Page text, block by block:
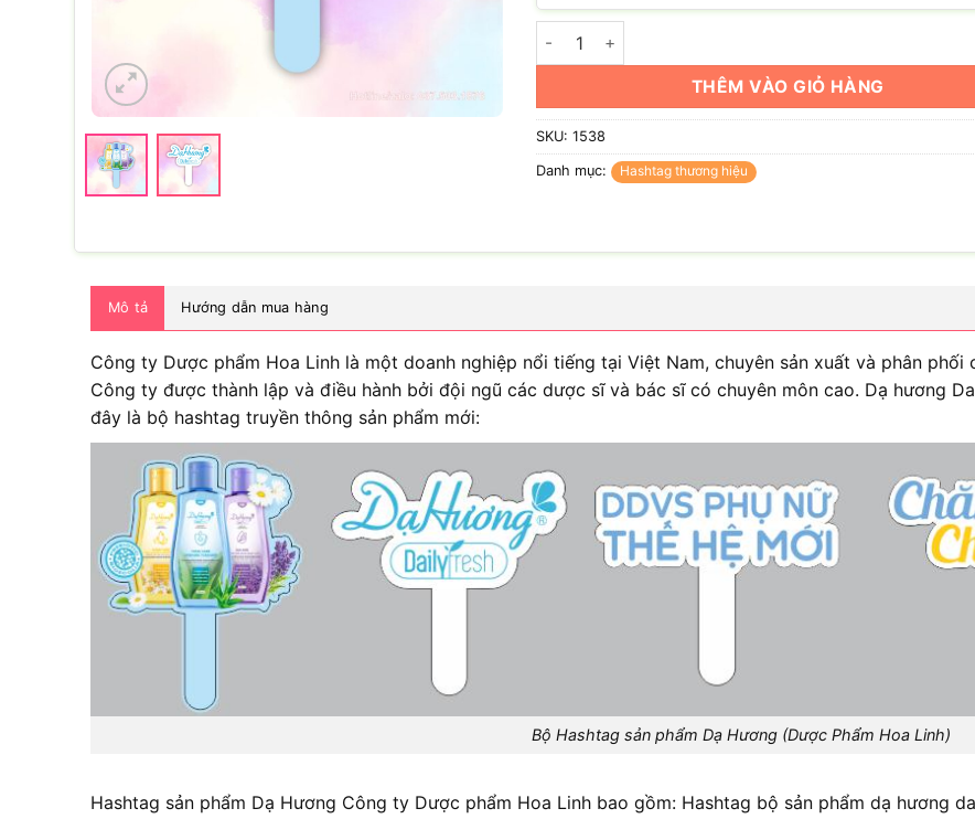
Hashtag Dạ Hương (Dược phẩm Hoa Linh) số lượng
THÊM VÀO GIỎ HÀNG
SKU: 1538
Danh mục: Hashtag thương hiệu
Mô tả Hướng dẫn mua hàng
Công ty Dược phẩm Hoa Linh là một doanh nghiệp nổi tiếng tại Việt Nam, chuyên sản xuất và phân phối
Công ty được thành lập và điều hành bởi đội ngũ các dược sĩ và bác sĩ có chuyên môn cao. Dạ hương
đây là bộ hashtag truyền thông sản phẩm mới:
Bộ Hashtag sản phẩm Dạ Hương (Dược Phẩm Hoa Linh)
Hashtag sản phẩm Dạ Hương Công ty Dược phẩm Hoa Linh bao gồm: Hashtag bộ sản phẩm dạ hương